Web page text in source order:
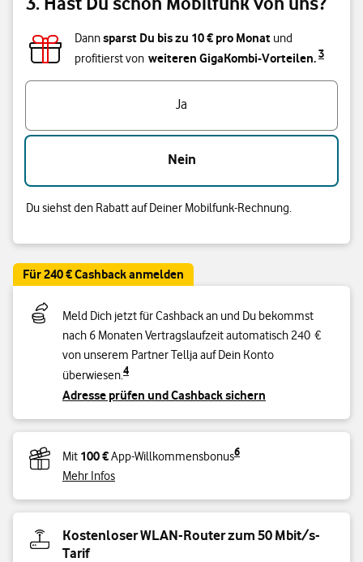
Dannsparst Du bis zu 10€ pro Monat und
profitierst von weiteren GigaKombi-Vorteilen.3
Ja
Nein
Du siehst den Rabatt auf Deiner Mobilfunk-Rechnung.
Für 240 € Cashback anmelden
Meld Dich jetzt für Cashback an und Du bekommst
nach 6 Monaten Vertragslaufzeit automatisch 240 €
von unserem Partner Tellja auf Dein Konto
überwiesen.4
Adresse prüfen und Cashback sichern
Mit 100 €App-Willkommensbonus6
Mehr Infos
Kostenloser WLAN-Router zum 50 Mbit/s-
Tarif